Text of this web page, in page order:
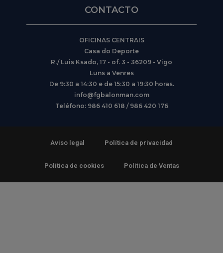
CONTACTO
OFICINAS CENTRAIS
Casa do Deporte
R./ Luis Ksado, 17 - of. 3 - 36209 - Vigo
Luns a Venres
De 9:30 a 14:30 e de 15:30 a 19:30 horas.
info@fgbalonman.com
Teléfono: 986 410 618 / 986 420 176
Aviso legal Política de privacidad
Política de cookies Política de Ventas